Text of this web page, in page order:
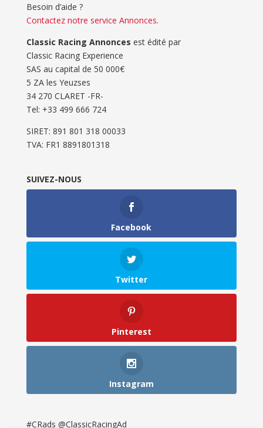
Besoin d’aide ?
Contactez notre service Annonces.
Classic Racing Annonces est édité par
Classic Racing Experience
SAS au capital de 50 000€
5 ZA les Yeuzses
34 270 CLARET -FR-
Tel: ‭+33 499 666 724‬
SIRET: 891 801 318 00033
TVA: FR1 8891801318
SUIVEZ-NOUS
Facebook
Twitter
Pinterest
Instagram
#CRads @ClassicRacingAd